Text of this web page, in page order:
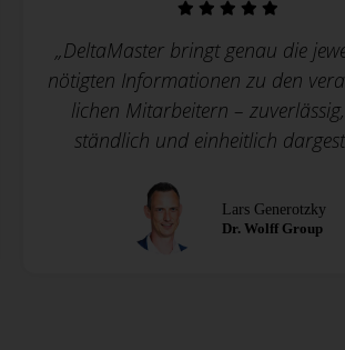
„DeltaMaster bringt genau die
nötigten Infor­mationen zu den
lichen Mit­ar­beitern –
ständlich und ein­heitlich
Lars Generotzky
Dr. Wolff Group